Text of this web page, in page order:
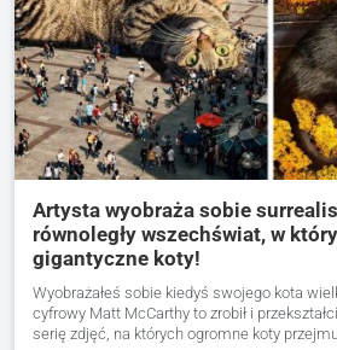
Artysta wyobraża sobie
równoległy wszechświat, w
gigantyczne koty!
Wyobrażałeś sobie kiedyś swojego kota
cyfrowy Matt McCarthy to zrobił i
serię zdjęć, na których ogromne koty